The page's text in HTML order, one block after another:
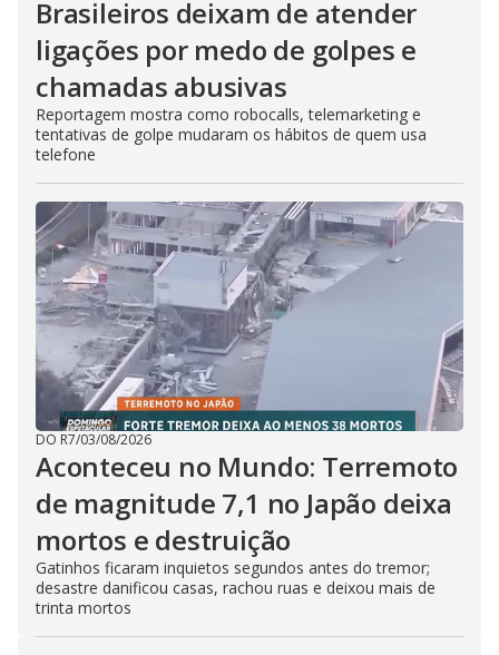
Brasileiros deixam de atender
ligações por medo de golpes e
chamadas abusivas
Reportagem mostra como robocalls, telemarketing e
tentativas de golpe mudaram os hábitos de quem usa
telefone
DO R7/03/08/2026
Aconteceu no Mundo: Terremoto
de magnitude 7,1 no Japão deixa
mortos e destruição
Gatinhos ficaram inquietos segundos antes do tremor;
desastre danificou casas, rachou ruas e deixou mais de
trinta mortos